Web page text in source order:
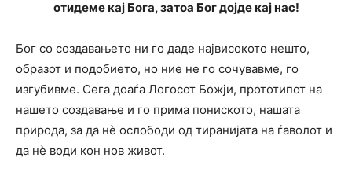
отидеме кај Бога, затоа Бог дојде кај нас!
Бог со создавањето ни го даде највисокото нешто,
образот и подобието, но ние не го сочувавме, го
изгубивме. Сега доаѓа Логосот Божји, прототипот на
нашето создавање и го прима пониското, нашата
природа, за да нè ослободи од тиранијата на ѓаволот и
да нè води кон нов живот.